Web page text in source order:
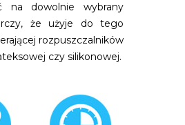
na dowolnie wybrany
że użyje do tego
rozpuszczalników
czy silikonowej.